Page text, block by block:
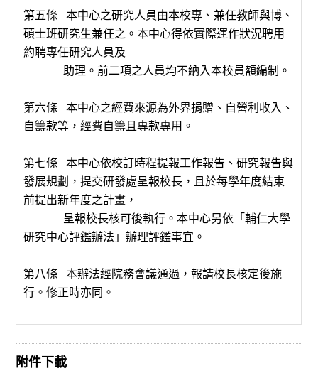
第五條 本中心之研究人員由本校專、兼任教師與博、
碩士班研究生兼任之。本中心得依實際運作狀況聘用
約聘專任研究人員及
助理。前二項之人員均不納入本校員額編制。
第六條 本中心之經費來源為外界捐贈、自營利收入、
自籌款等，經費自籌且專款專用。
第七條 本中心依校訂時程提報工作報告、研究報告與
發展規劃，提交研發處呈報校長，且於每學年度結束
前提出新年度之計畫，
呈報校長核可後執行。本中心另依「輔仁大學
研究中心評鑑辦法」辦理評鑑事宜。
第八條 本辦法經院務會議通過，報請校長核定後施
行。修正時亦同。
附件下載